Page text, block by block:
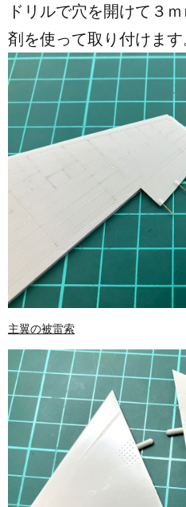
ドリルで穴を開けて３
剤を使って取り付けます
主翼の被雷索